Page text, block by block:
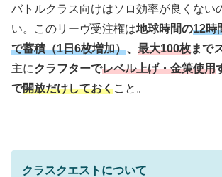
バトルクラス向けはソロ効率が良くない
い。このリーヴ受注権は地球時間の12時
で蓄積（1日6枚増加）、 最大100枚まで
主にクラフターでレベル上げ・金策使用
で開放だけしておくこと。
クラスクエストについて